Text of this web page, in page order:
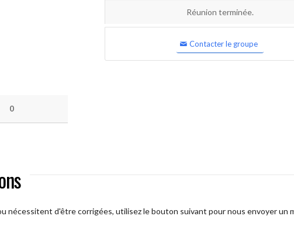
0
Réunion terminée.
Contacter le groupe
nécessitent d'être corrigées, utilisez le bouton suivant pour nous envoyer un